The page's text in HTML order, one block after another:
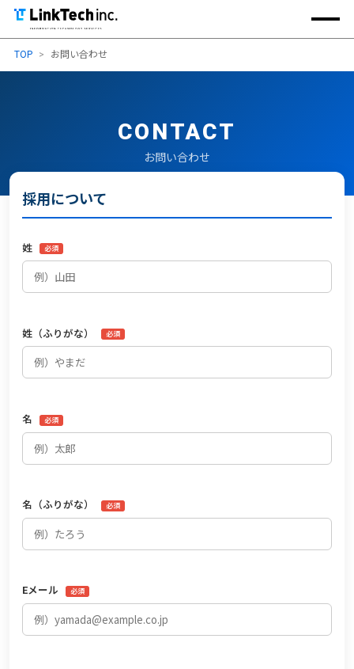
MENU
COMPANY
AI駆動開発
TOP お問い合わせ
CONTACT
お問い合わせ
採用について
姓 必須
姓（ふりがな） 必須
名 必須
名（ふりがな） 必須
Eメール 必須